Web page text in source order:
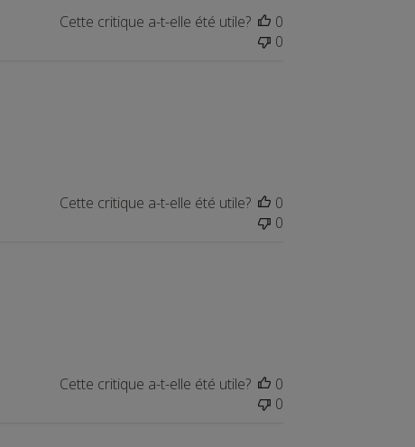
Cette critique a-t-elle été utile?
0
0
Cette critique a-t-elle été utile?
0
0
Cette critique a-t-elle été utile?
0
0